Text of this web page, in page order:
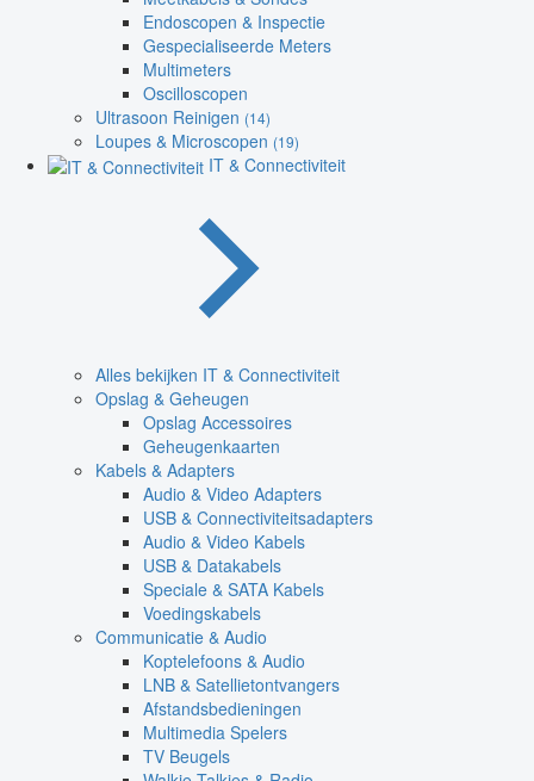
Endoscopen & Inspectie
Gespecialiseerde Meters
Multimeters
Oscilloscopen
Ultrasoon Reinigen (14)
Loupes & Microscopen (19)
IT & Connectiviteit
Alles bekijken IT & Connectiviteit
Opslag & Geheugen
Opslag Accessoires
Geheugenkaarten
Kabels & Adapters
Audio & Video Adapters
USB & Connectiviteitsadapters
Audio & Video Kabels
USB & Datakabels
Speciale & SATA Kabels
Voedingskabels
Communicatie & Audio
Koptelefoons & Audio
LNB & Satellietontvangers
Afstandsbedieningen
Multimedia Spelers
TV Beugels